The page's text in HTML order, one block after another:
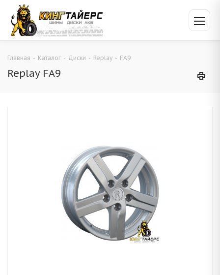
Главная - Каталог - Диски - Replay - FA9
Replay FA9